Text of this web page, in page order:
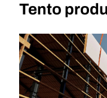
Tento